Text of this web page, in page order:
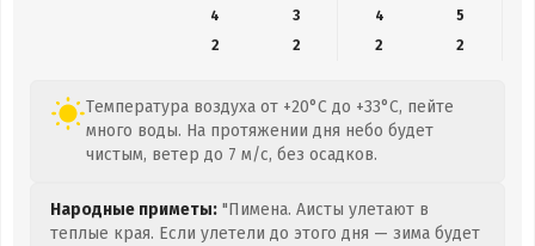
4
3 4
5
2
2 2 2
Температура воздуха от +20°C до +33°C, пейте
много воды. На протяжении дня небо будет
чистым, ветер до 7 м/с, без осадков.
Народные приметы: "Пимена. Аисты улетают в
теплые края. Если улетели до этого дня — зима будет